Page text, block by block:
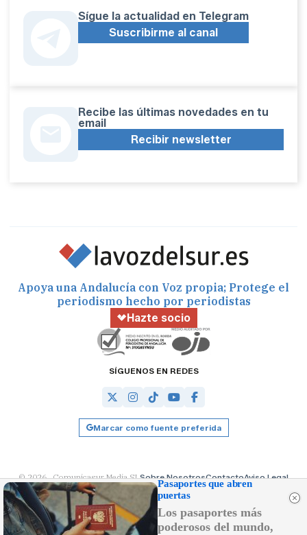
Sígue la actualidad en Telegram
Suscribirme al canal
Recibe las últimas novedades en tu
email
Recibir newsletter
Apoya una Andalucía con Voz propia; Protege el
periodismo hecho por periodistas
Hazte socio
SÍGUENOS EN REDES
Marcar como fuente preferida
© 2026 Comunicasur Media SLSobre NosotrosContactoAviso Legal
Política de CookiesRSSDesarrollado porOA Cloud
Pasaportes que abren
puertas
Los pasaportes más
poderosos del mundo,